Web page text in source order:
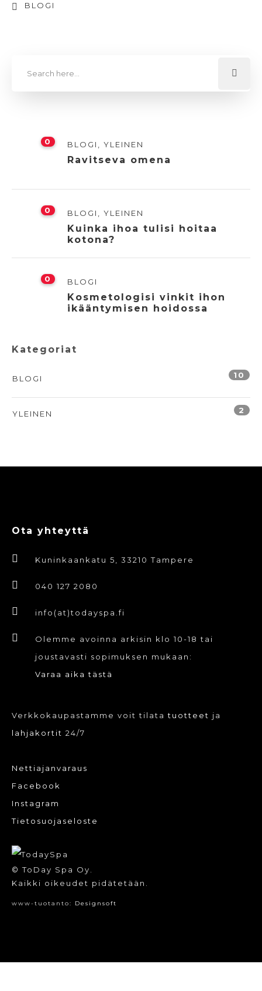
BLOGI
0 BLOGI YLEINEN
Ravitseva omena
0 BLOGI YLEINEN
Kuinka ihoa tulisi hoitaa
kotona?
0 BLOGI
Kosmetologisi vinkit ihon
ikääntymisen hoidossa
Kategoriat
BLOGI 10
YLEINEN 2
Ota yhteyttä
Kuninkaankatu 5, 33210 Tampere
040 127 2080
info(at)todayspa.fi
Olemme avoinna arkisin klo 10-18 tai
joustavasti sopimuksen mukaan:
Varaa aika tästä
Verkkokaupastamme voit tilatatuotteet ja
lahjakortit 24/7
Nettiajanvaraus
Facebook
Instagram
Tietosuojaseloste
© ToDay Spa Oy.
Kaikki oikeudet pidätetään.
www-tuotanto: Designsoft